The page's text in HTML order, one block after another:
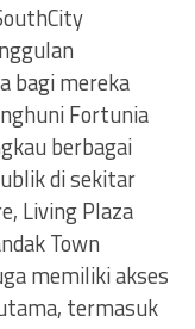
bagi mereka
Fortunia
berbagai
di sekitar
Living Plaza
Town
memiliki akses
termasuk